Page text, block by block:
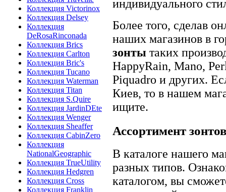
Коллекция Victorinox
Коллекция Delsey
Коллекция
DeRosaRinconada
Коллекция Brics
Коллекция Carlton
Коллекция Bric's
Коллекция Tucano
Коллекция Waterman
Коллекция Titan
Коллекция S.Quire
Коллекция JardinDEte
Коллекция Wenger
Коллекция Sheaffer
Коллекция CabinZero
Коллекция
NationalGeographic
Коллекция TrueUtility
Коллекция Hedgren
Коллекция Cross
Коллекция Franklin
индивидуального
Более того, сделав
наших магазинов в
зонты таких
HappyRain, Mano,
Piquadro и других.
Киев, то в нашем
ищите.
Ассортимент
В каталоге нашего
разных типов.
каталогом, вы